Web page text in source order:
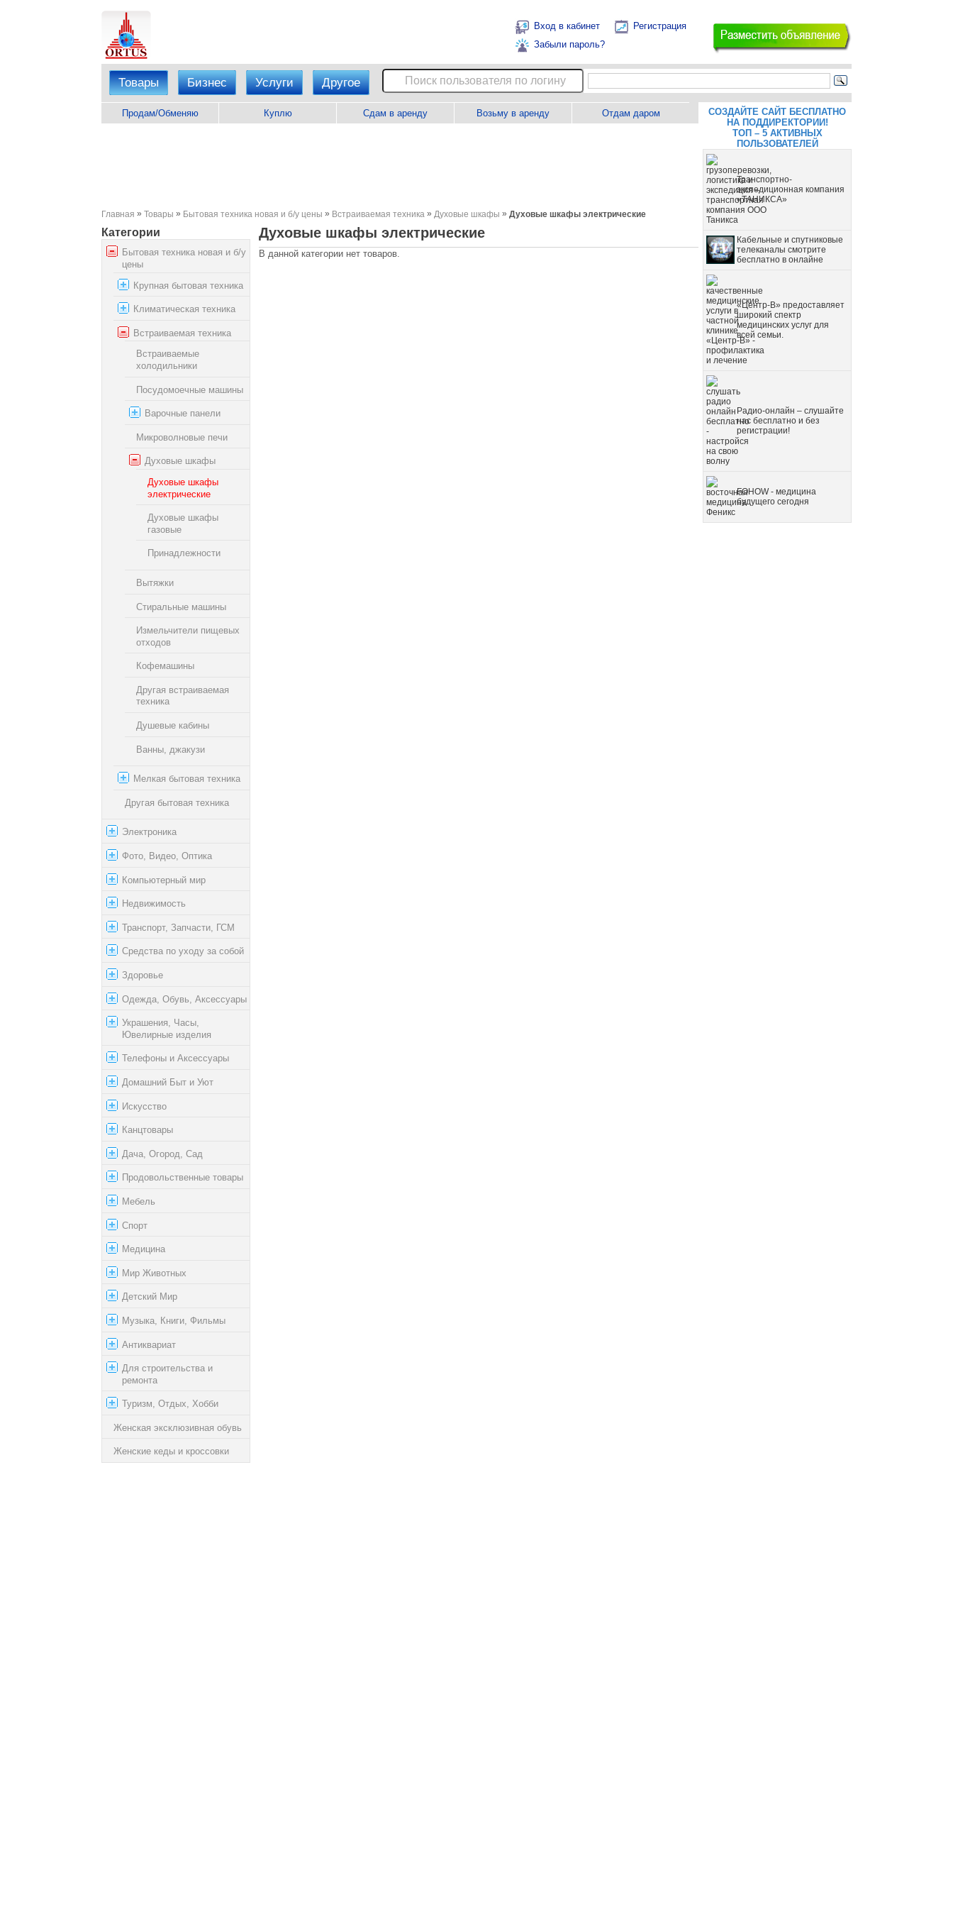
Вход в кабинет
Регистрация
Забыли пароль?
Товары Бизнес Услуги Другое
Продам/Обменяю Куплю Сдам в аренду Возьму в аренду Отдам даром
Главная » Товары » Бытовая техника новая и б/у цены » Встраиваемая техника » Духовые шкафы » Духовые шкафы электрические
Категории
Бытовая техника новая и б/у
цены
Крупная бытовая техника
Климатическая техника
Встраиваемая техника
Встраиваемые
холодильники
Посудомоечные машины
Варочные панели
Микроволновые печи
Духовые шкафы
Духовые шкафы
электрические
Духовые шкафы
газовые
Принадлежности
Вытяжки
Стиральные машины
Измельчители пищевых
отходов
Кофемашины
Другая встраиваемая
техника
Душевые кабины
Ванны, джакузи
Мелкая бытовая техника
Другая бытовая техника
Электроника
Фото, Видео, Оптика
Компьютерный мир
Недвижимость
Транспорт, Запчасти, ГСМ
Средства по уходу за собой
Здоровье
Одежда, Обувь, Аксессуары
Украшения, Часы,
Ювелирные изделия
Телефоны и Аксессуары
Домашний Быт и Уют
Искусство
Канцтовары
Дача, Огород, Сад
Продовольственные товары
Мебель
Спорт
Медицина
Мир Животных
Детский Мир
Музыка, Книги, Фильмы
Антиквариат
Для строительства и
ремонта
Туризм, Отдых, Хобби
Женская эксклюзивная обувь
Женские кеды и кроссовки
Духовые шкафы электрические
В данной категории нет товаров.
СОЗДАЙТЕ САЙТ БЕСПЛАТНО
НА ПОДДИРЕКТОРИИ!
ТОП – 5 АКТИВНЫХ
ПОЛЬЗОВАТЕЛЕЙ
Транспортно-
экспедиционная компания
«ТАНИКСА»
Кабельные и спутниковые
телеканалы смотрите
бесплатно в онлайне
«Центр-В» предоставляет
широкий спектр
медицинских услуг для
всей семьи.
Радио-онлайн – слушайте
нас бесплатно и без
регистрации!
FOHOW - медицина
будущего сегодня